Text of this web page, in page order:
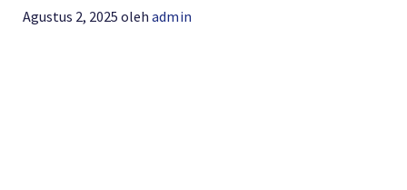
Agustus 2, 2025 olehadmin